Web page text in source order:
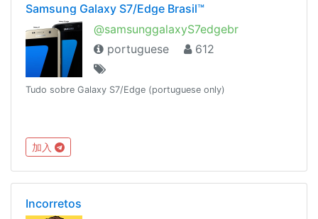
Samsung Galaxy S7/Edge Brasil™
@samsunggalaxyS7edgebr
portuguese
612
Tudo sobre Galaxy S7/Edge (portuguese only)
加入
Incorretos